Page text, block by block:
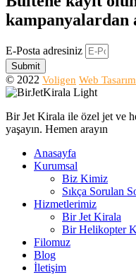
kampanyalardan
E-Posta adresiniz
Submit
© 2022 Voligen Web Tasarım
Bir Jet Kirala ile özel jet ve
yaşayın. Hemen arayın
Anasayfa
Kurumsal
Biz Kimiz
Sıkça Sorulan
Hizmetlerimiz
Bir Jet Kirala
Bir Helikopter
Filomuz
Blog
İletişim